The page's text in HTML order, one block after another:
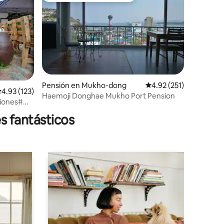
promedio: 4.93 de 5; 123 evaluaciones
4.93 (123)
#
Pensión en Mukho-dong Calificación promedio:
4.92 (251)
Haemoji Donghae Mukho Port Pension
fantásticos